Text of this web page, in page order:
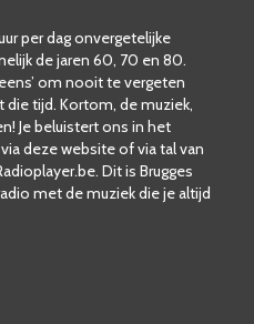
per dag onvergetelijke
de jaren 60, 70 en 80.
om nooit te vergeten
die tijd. Kortom, de muziek,
Je beluistert ons in het
deze website of via tal van
Dit is Brugges
met de muziek die je altijd